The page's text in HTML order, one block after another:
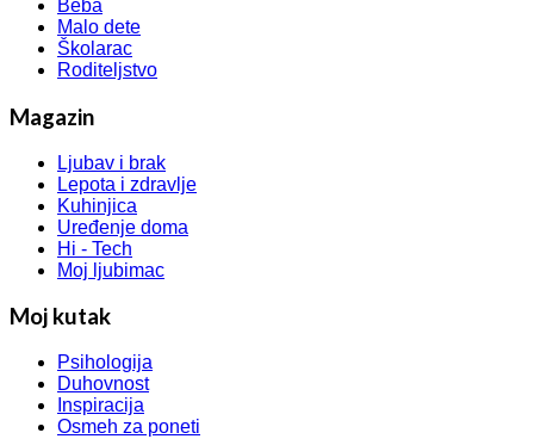
Beba
Malo dete
Školarac
Roditeljstvo
Magazin
Ljubav i brak
Lepota i zdravlje
Kuhinjica
Uređenje doma
Hi - Tech
Moj ljubimac
Moj kutak
Psihologija
Duhovnost
Inspiracija
Osmeh za poneti